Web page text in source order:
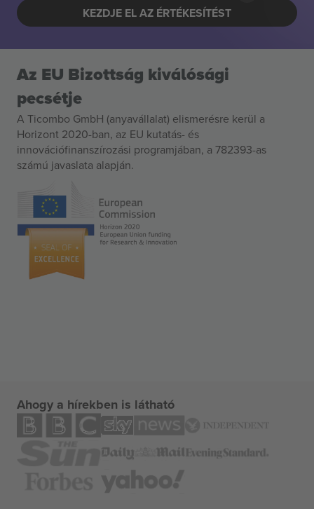
KEZDJE EL AZ ÉRTÉKESÍTÉST
Az EU Bizottság kiválósági
pecsétje
A Ticombo GmbH (anyavállalat) elismerésre kerül a
Horizont 2020-ban, az EU kutatás- és
innovációfinanszírozási programjában, a 782393-as
számú javaslata alapján.
Ahogy a hírekben is látható